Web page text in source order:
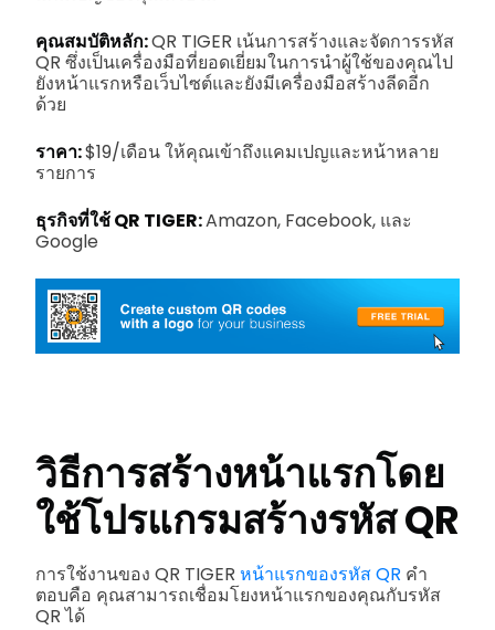
คุณสมบัติหลัก:QR TIGER เน้นการสร้างและจัดการรหัส
QR ซึ่งเป็นเครื่องมือที่ยอดเยี่ยมในการนำผู้ใช้ของคุณไป
ยังหน้าแรกหรือเว็บไซต์และยังมีเครื่องมือสร้างลีดอีก
ด้วย
ราคา:$19/เดือน ให้คุณเข้าถึงแคมเปญและหน้าหลาย
รายการ
ธุรกิจที่ใช้ QR TIGER:Amazon, Facebook, และ
Google
วิธีการสร้างหน้าแรกโดย
ใช้โปรแกรมสร้างรหัส QR
การใช้งานของ QR TIGER หน้าแรกของรหัส QR คำ
ตอบคือ คุณสามารถเชื่อมโยงหน้าแรกของคุณกับรหัส
QR ได้